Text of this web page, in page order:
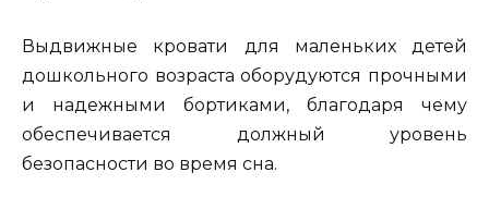
Выдвижные кровати для маленьких детей
дошкольного возраста оборудуются прочными
и надежными бортиками, благодаря чему
обеспечивается должный уровень
безопасности во время сна.